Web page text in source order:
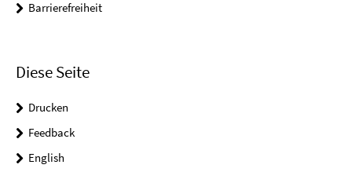
Barrierefreiheit
Diese Seite
Drucken
Feedback
English